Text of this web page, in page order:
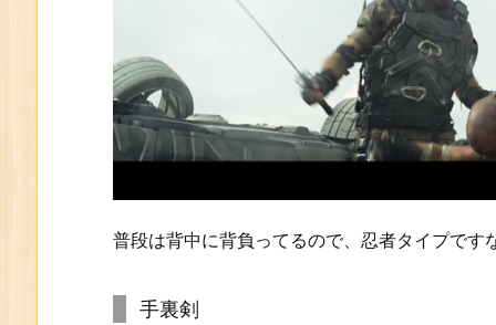
普段は背中に背負ってるので、忍者タイプです
手裏剣